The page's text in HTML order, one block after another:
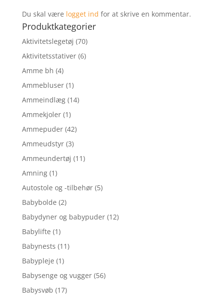
Du skal være logget ind for at skrive en kommentar.
Produktkategorier
Aktivitetslegetøj (70)
Aktivitetsstativer (6)
Amme bh (4)
Ammebluser (1)
Ammeindlæg (14)
Ammekjoler (1)
Ammepuder (42)
Ammeudstyr (3)
Ammeundertøj (11)
Amning (1)
Autostole og -tilbehør (5)
Babybolde (2)
Babydyner og babypuder (12)
Babylifte (1)
Babynests (11)
Babypleje (1)
Babysenge og vugger (56)
Babysvøb (17)